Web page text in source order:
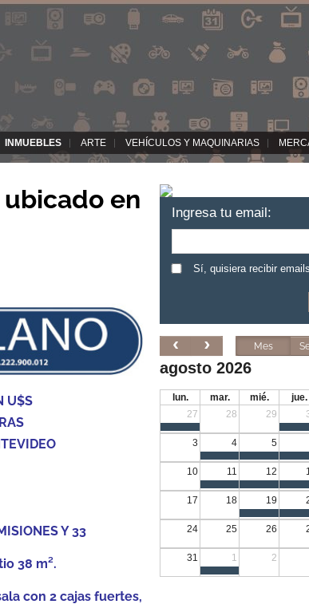
INMUEBLES ARTE VEHÍCULOS Y MAQUINARIAS
en
U$S
Y 33
38 m².
con 2 cajas fuertes,
Ingresa tu email:
Sí, quisiera recibir
Mes
agosto 2026
lun. mar. mié. jue.
27
28 29
3 4 5
10 11 12
17 18 19
24 25 26
31 1 2